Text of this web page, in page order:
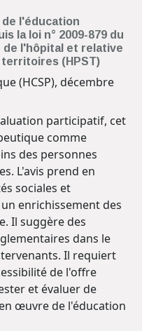
l'éducation
la loi n° 2009-879 du
de l'hôpital et relative
(HPST)
(HCSP), décembre
participatif, cet
comme
des personnes
L'avis prend en
sociales et
enrichissement des
Il suggère des
dans le
Il requiert
de l'offre
et évaluer de
œuvre de l'éducation